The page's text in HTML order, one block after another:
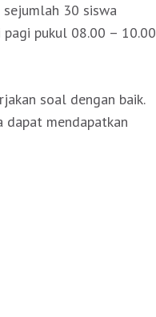
30 siswa
pagi pukul 08.00 – 10.00
soal dengan baik.
dapat mendapatkan